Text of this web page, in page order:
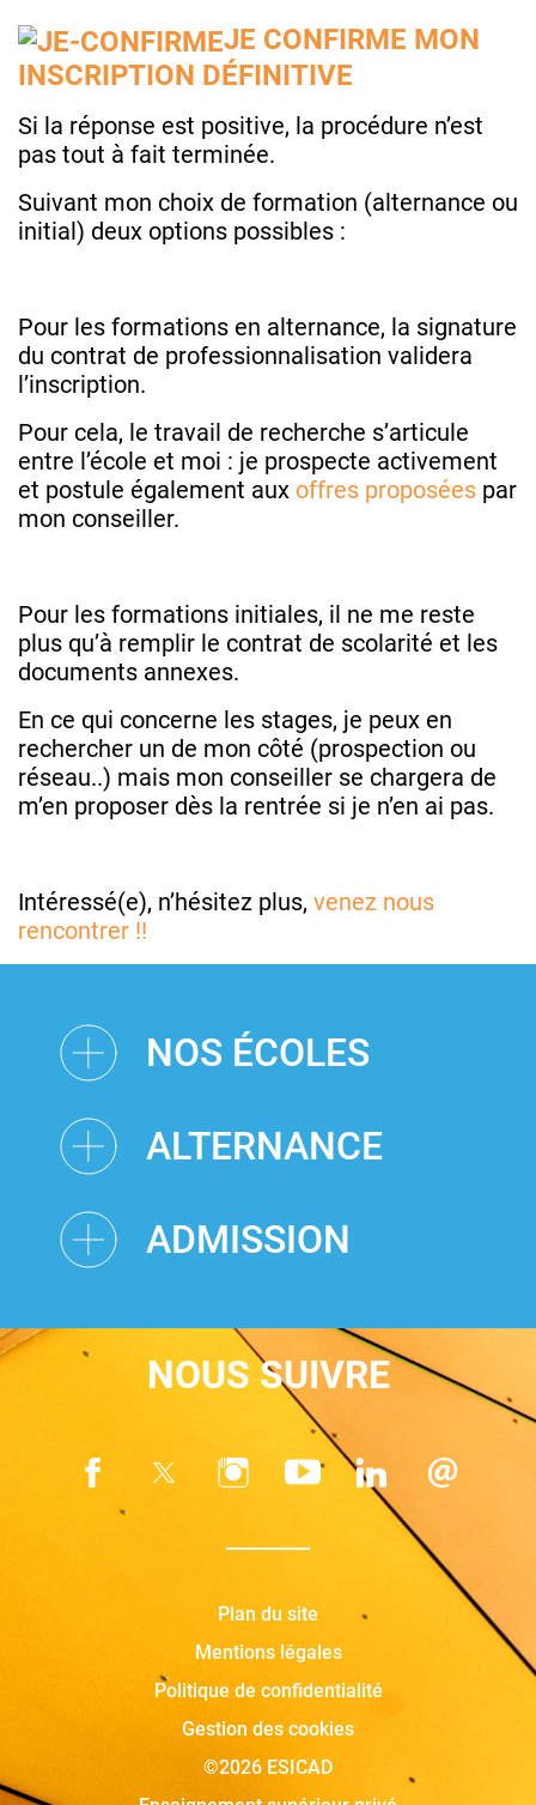
JE CONFIRME MON
INSCRIPTION DÉFINITIVE
Si la réponse est positive, la procédure n’est
pas tout à fait terminée.
Suivant mon choix de formation (alternance ou
initial) deux options possibles :
Pour les formations en alternance, la signature
du contrat de professionnalisation validera
l’inscription.
Pour cela, le travail de recherche s’articule
entre l’école et moi : je prospecte activement
et postule également aux offres proposées par
mon conseiller.
Pour les formations initiales, il ne me reste
plus qu’à remplir le contrat de scolarité et les
documents annexes.
En ce qui concerne les stages, je peux en
rechercher un de mon côté (prospection ou
réseau..) mais mon conseiller se chargera de
m’en proposer dès la rentrée si je n’en ai pas.
Intéressé(e), n’hésitez plus, venez nous
rencontrer !!
NOS ÉCOLES
ALTERNANCE
ADMISSION
NOUS SUIVRE
Plan du site
Mentions légales
Politique de confidentialité
Gestion des cookies
©2026 ESICAD